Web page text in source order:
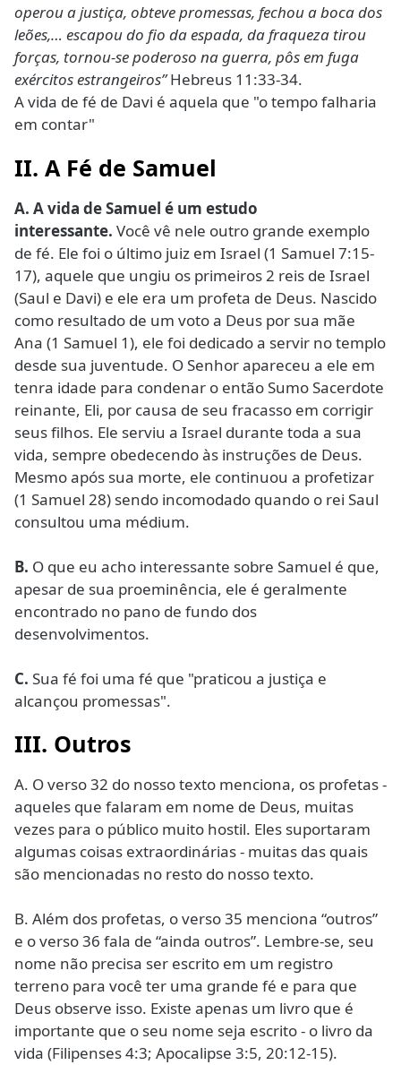
operou a justiça, obteve promessas, fechou a boca dos
leões,… escapou do fio da espada, da fraqueza tirou
forças, tornou-se poderoso na guerra, pôs em fuga
exércitos estrangeiros”Hebreus 11:33-34.
A vida de fé de Davi é aquela que "o tempo falharia
em contar"
II. A Fé de Samuel
A. A vida de Samuel é um estudo
interessante. Você vê nele outro grande exemplo
de fé. Ele foi o último juiz em Israel (1 Samuel 7:15-
17), aquele que ungiu os primeiros 2 reis de Israel
(Saul e Davi) e ele era um profeta de Deus. Nascido
como resultado de um voto a Deus por sua mãe
Ana (1 Samuel 1), ele foi dedicado a servir no templo
desde sua juventude. O Senhor apareceu a ele em
tenra idade para condenar o então Sumo Sacerdote
reinante, Eli, por causa de seu fracasso em corrigir
seus filhos. Ele serviu a Israel durante toda a sua
vida, sempre obedecendo às instruções de Deus.
Mesmo após sua morte, ele continuou a profetizar
(1 Samuel 28) sendo incomodado quando o rei Saul
consultou uma médium.
B. O que eu acho interessante sobre Samuel é que,
apesar de sua proeminência, ele é geralmente
encontrado no pano de fundo dos
desenvolvimentos.
C. Sua fé foi uma fé que "praticou a justiça e
alcançou promessas".
III. Outros
A. O verso 32 do nosso texto menciona, os profetas -
aqueles que falaram em nome de Deus, muitas
vezes para o público muito hostil. Eles suportaram
algumas coisas extraordinárias - muitas das quais
são mencionadas no resto do nosso texto.
B. Além dos profetas, o verso 35 menciona “outros”
e o verso 36 fala de “ainda outros”. Lembre-se, seu
nome não precisa ser escrito em um registro
terreno para você ter uma grande fé e para que
Deus observe isso. Existe apenas um livro que é
importante que o seu nome seja escrito - o livro da
vida (Filipenses 4:3; Apocalipse 3:5, 20:12-15).